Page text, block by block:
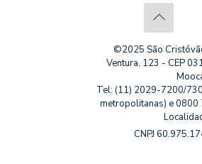
©2025 São
Ventura, 123 - CEP
Tel: (11) 2029-7200/
metropolitanas) e
CNPJ